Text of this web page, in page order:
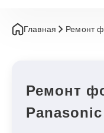
Главная Ремонт
Ремонт